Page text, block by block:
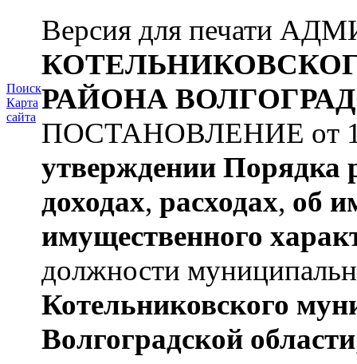
Поиск
Карта
сайта
Версия для печати
РАЙОНА
ПОСТАНОВЛЕНИЕ от
утверждении Порядка
доходах, расходах, об
имущественного
должности
Котельниковского
Волгоградской области